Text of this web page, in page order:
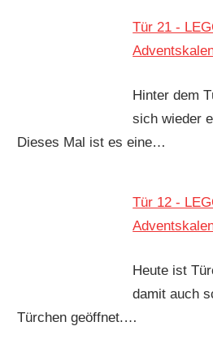
Tür 21 -
Hinter dem
sich wieder
Dieses Mal ist es eine…
Tür 12 -
Heute ist
damit auch
Türchen geöffnet.…